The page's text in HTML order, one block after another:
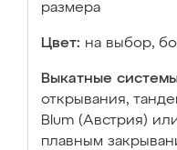
размера
Цвет: на выбор,
Выкатные
открывания,
Blum (Австрия)
плавным